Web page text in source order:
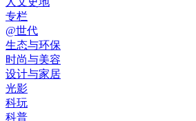
专栏
@世代
生态与环保
时尚与美容
设计与家居
光影
科玩
科普